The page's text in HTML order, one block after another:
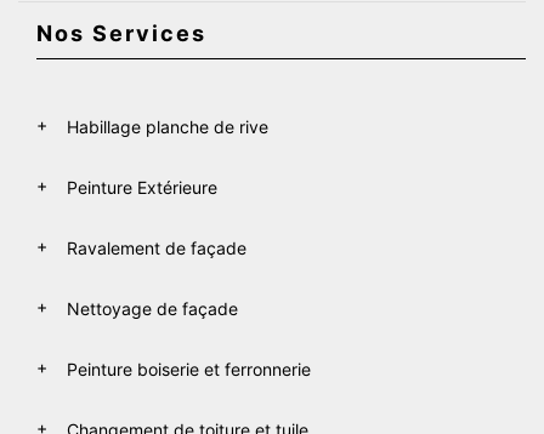
Nos Services
Habillage planche de rive
Peinture Extérieure
Ravalement de façade
Nettoyage de façade
Peinture boiserie et ferronnerie
Changement de toiture et tuile